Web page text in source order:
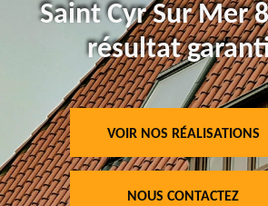
Saint Cyr Sur Mer
résultat
VOIR NOS RÉALISATIONS
NOUS CONTACTEZ